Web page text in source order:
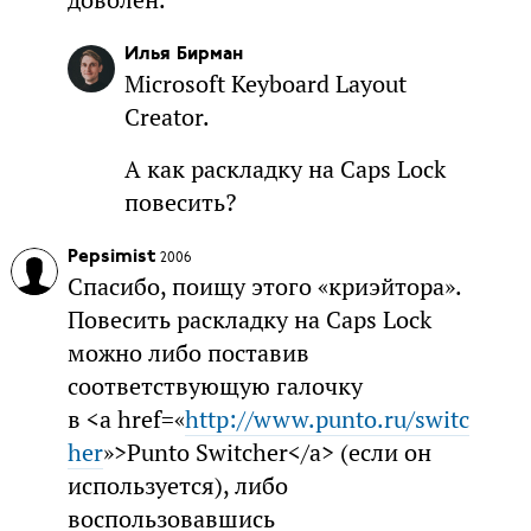
Илья Бирман
Microsoft Keyboard Layout
Creator.
А как раскладку на Caps Lock
повесить?
Pepsimist 2006
Спасибо, поищу этого «криэйтора».
Повесить раскладку на Caps Lock
можно либо поставив
соответствующую галочку
в <a href=«http://www.punto.ru/switc
her»>Punto Switcher</a> (если он
используется), либо
воспользовавшись